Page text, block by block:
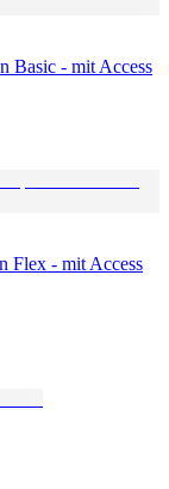
Basic - mit Access
Flex - mit Access